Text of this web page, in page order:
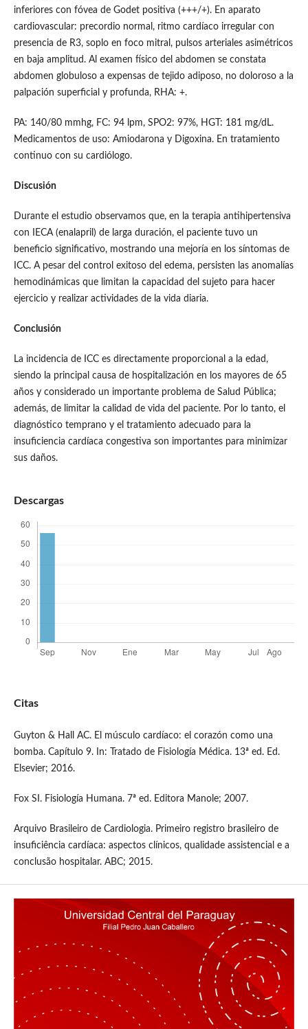
inferiores con fóvea de Godet positiva (+++/+). En aparato
cardiovascular: precordio normal, ritmo cardíaco irregular con
presencia de R3, soplo en foco mitral, pulsos arteriales asimétricos
en baja amplitud. Al examen físico del abdomen se constata
abdomen globuloso a expensas de tejido adiposo, no doloroso a la
palpación superficial y profunda, RHA: +.
PA: 140/80 mmhg, FC: 94 lpm, SPO2: 97%, HGT: 181 mg/dL.
Medicamentos de uso: Amiodarona y Digoxina. En tratamiento
continuo con su cardiólogo.
Discusión
Durante el estudio observamos que, en la terapia antihipertensiva
con IECA (enalapril) de larga duración, el paciente tuvo un
beneficio significativo, mostrando una mejoría en los síntomas de
ICC. A pesar del control exitoso del edema, persisten las anomalías
hemodinámicas que limitan la capacidad del sujeto para hacer
ejercicio y realizar actividades de la vida diaria.
Conclusión
La incidencia de ICC es directamente proporcional a la edad,
siendo la principal causa de hospitalización en los mayores de 65
años y considerado un importante problema de Salud Pública;
además, de limitar la calidad de vida del paciente. Por lo tanto, el
diagnóstico temprano y el tratamiento adecuado para la
insuficiencia cardíaca congestiva son importantes para minimizar
sus daños.
Descargas
Citas
Guyton & Hall AC. El músculo cardíaco: el corazón como una
bomba. Capítulo 9. In: Tratado de Fisiología Médica. 13ª ed. Ed.
Elsevier; 2016.
Fox SI. Fisiología Humana. 7ª ed. Editora Manole; 2007.
Arquivo Brasileiro de Cardiologia. Primeiro registro brasileiro de
insuficiência cardíaca: aspectos clínicos, qualidade assistencial e a
conclusão hospitalar. ABC; 2015.